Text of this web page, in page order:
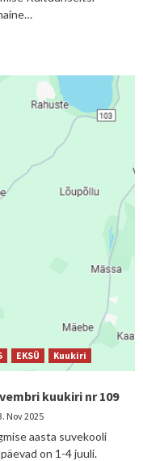
EKSÜ Kuukiri
kuukiri nr 109
Nov 2025
aasta suvekooli
on 1-4 juuli.